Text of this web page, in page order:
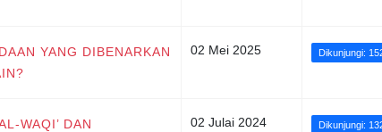
YANG DIBENARKAN
02 Mei 2025 Dikunjungi:
WAQI’ DAN
02 Julai 2024 Dikunjungi: